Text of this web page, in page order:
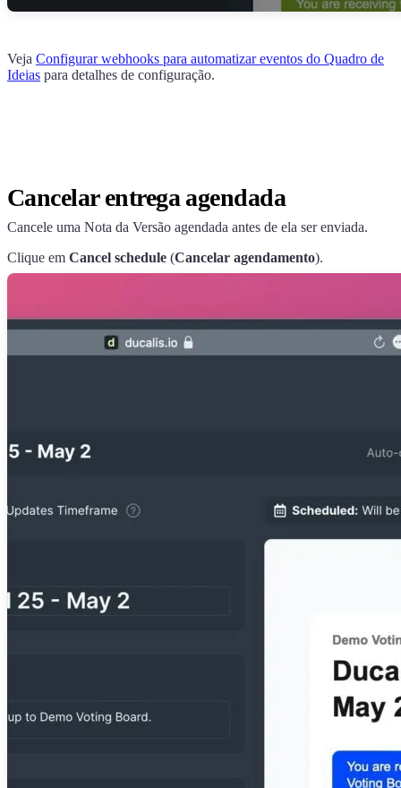
Veja Configurar webhooks para automatizar eventos do Quadro de
Ideias para detalhes de configuração.
Cancelar entrega agendada
Cancele uma Nota da Versão agendada antes de ela ser enviada.
Clique em Cancel schedule (Cancelar agendamento).